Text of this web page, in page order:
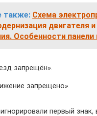
также: Схема
двигателя
Особенности панели
запрещён».
запрещено».
первый знак,